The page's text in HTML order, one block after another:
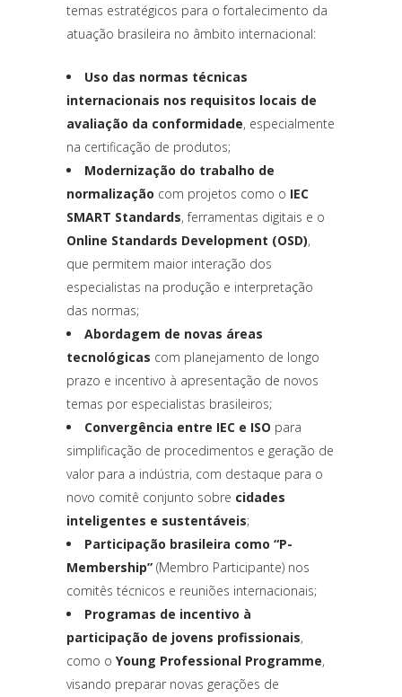
temas estratégicos para o fortalecimento da
atuação brasileira no âmbito internacional:
Uso das normas técnicas
internacionais nos requisitos locais de
avaliação da conformidade, especialmente
na certificação de produtos;
Modernização do trabalho de
normalização com projetos como o IEC
SMART Standards, ferramentas digitais e o
Online Standards Development (OSD),
que permitem maior interação dos
especialistas na produção e interpretação
das normas;
Abordagem de novas áreas
tecnológicas com planejamento de longo
prazo e incentivo à apresentação de novos
temas por especialistas brasileiros;
Convergência entre IEC e ISO para
simplificação de procedimentos e geração de
valor para a indústria, com destaque para o
novo comitê conjunto sobre cidades
inteligentes e sustentáveis;
Participação brasileira como “P-
Membership” (Membro Participante) nos
comitês técnicos e reuniões internacionais;
Programas de incentivo à
participação de jovens profissionais,
como o Young Professional Programme,
visando preparar novas gerações de